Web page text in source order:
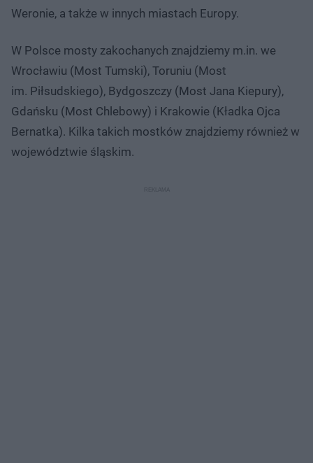
Weronie, a także w innych miastach Europy.
W Polsce mosty zakochanych znajdziemy m.in. we
Wrocławiu (Most Tumski), Toruniu (Most
im. Piłsudskiego), Bydgoszczy (Most Jana Kiepury),
Gdańsku (Most Chlebowy) i Krakowie (Kładka Ojca
Bernatka). Kilka takich mostków znajdziemy również w
województwie śląskim.